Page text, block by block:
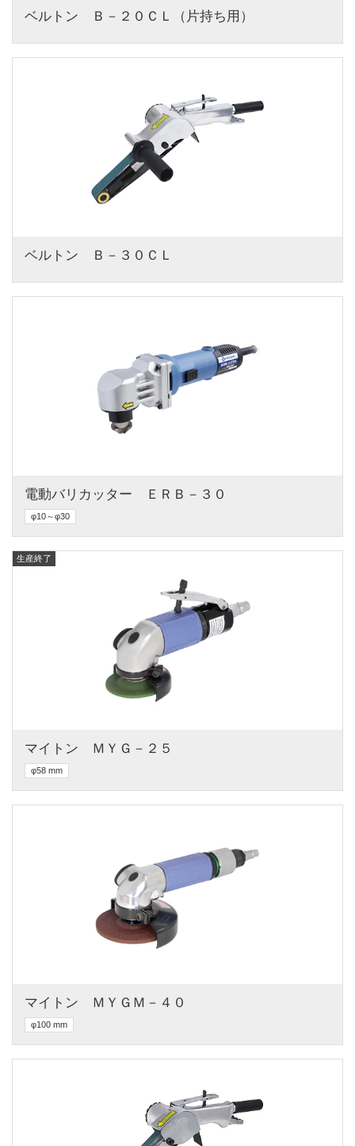
ベルトン　Ｂ－２０ＣＬ（片持ち用）
ベルトン　Ｂ－３０ＣＬ
電動バリカッター　ＥＲＢ－３０
φ10～φ30
生産終了
マイトン　ＭＹＧ－２５
φ58 mm
マイトン　ＭＹＧＭ－４０
φ100 mm